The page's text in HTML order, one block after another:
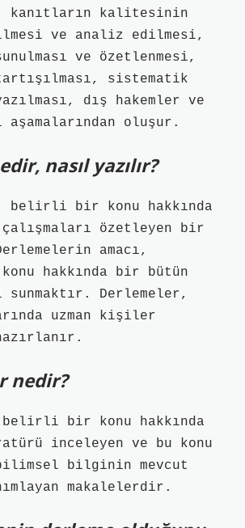
kanıtların kalitesinin
ve analiz edilmesi,
ve özetlenmesi,
sistematik
dış hakemler ve
aşamalarından oluşur.
nasıl yazılır?
belirli bir konu hakkında
çalışmaları özetleyen bir
amacı,
konu hakkında bir bütün
Derlemeler,
uzman kişiler
nedir?
belirli bir konu hakkında
inceleyen ve bu konu
bilginin mevcut
makalelerdir.